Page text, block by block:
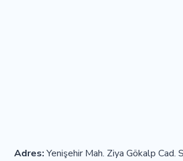
Adres:Yenişehir Mah. Ziya Gökalp Cad.